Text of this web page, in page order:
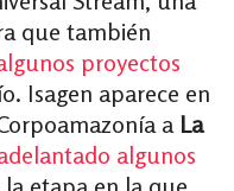
que también
proyectos
Isagen aparece en
a La
algunos